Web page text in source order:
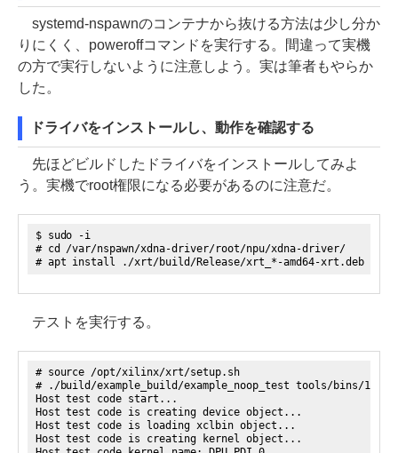
systemd-nspawnのコンテナから抜ける方法は少し分か
りにくく、poweroffコマンドを実行する。間違って実機
の方で実行しないように注意しよう。実は筆者もやらか
した。
ドライバをインストールし、動作を確認する
先ほどビルドしたドライバをインストールしてみよ
う。実機でroot権限になる必要があるのに注意だ。
$ sudo -i
# cd /var/nspawn/xdna-driver/root/npu/xdna-driver/
# apt install ./xrt/build/Release/xrt_*-amd64-xrt.deb ./xrt/
テストを実行する。
# source /opt/xilinx/xrt/setup.sh
# ./build/example_build/example_noop_test tools/bins/
Host test code start...
Host test code is creating device object...
Host test code is loading xclbin object...
Host test code is creating kernel object...